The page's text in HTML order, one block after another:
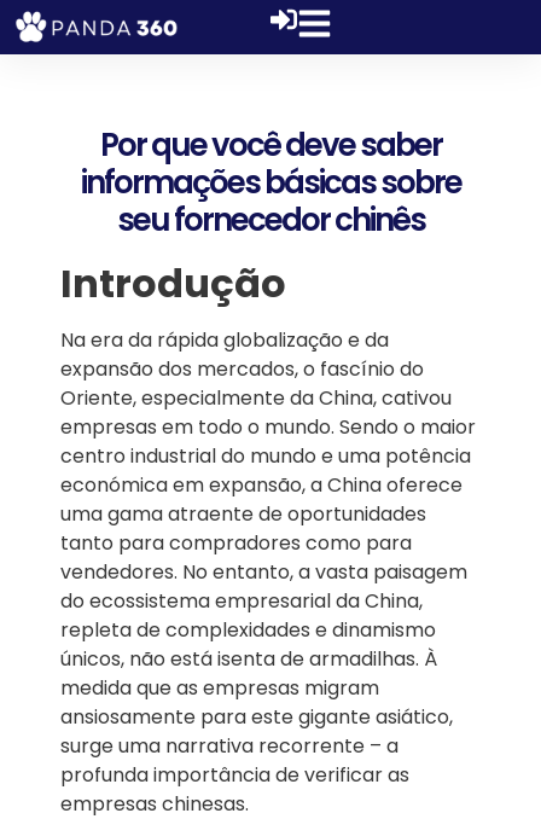
Por que você deve saber
informações básicas sobre
seu fornecedor chinês
Introdução
Na era da rápida globalização e da
expansão dos mercados, o fascínio do
Oriente, especialmente da China, cativou
empresas em todo o mundo. Sendo o maior
centro industrial do mundo e uma potência
económica em expansão, a China oferece
uma gama atraente de oportunidades
tanto para compradores como para
vendedores. No entanto, a vasta paisagem
do ecossistema empresarial da China,
repleta de complexidades e dinamismo
únicos, não está isenta de armadilhas. À
medida que as empresas migram
ansiosamente para este gigante asiático,
surge uma narrativa recorrente – a
profunda importância de verificar as
empresas chinesas.